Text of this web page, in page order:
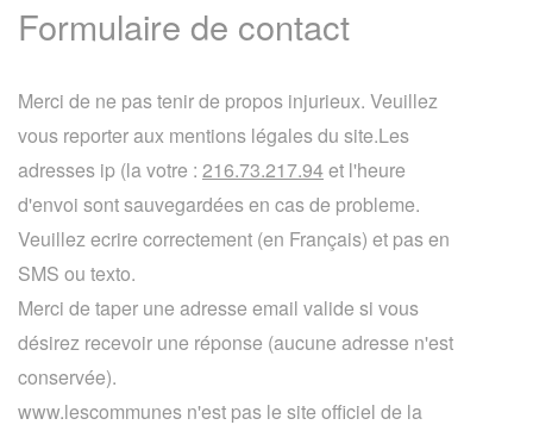
Formulaire de contact
Merci de ne pas tenir de propos injurieux. Veuillez
vous reporter aux mentions légales du site.Les
adresses ip (la votre : 216.73.217.94et l'heure
d'envoi sont sauvegardées en cas de probleme.
Veuillez ecrire correctement (en Français) et pas en
SMS ou texto.
Merci de taper une adresse email valide si vous
désirez recevoir une réponse (aucune adresse n'est
conservée).
www.lescommunes n'est pas le site officiel de la